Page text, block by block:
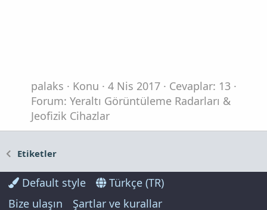
palaks Konu 4 Nis 2017
Cevaplar: 13
Forum: Yeraltı Görüntüleme Radarları &
Jeofizik Cihazlar
Etiketler
Default style
Türkçe (TR)
Bize ulaşın
Şartlar ve kurallar